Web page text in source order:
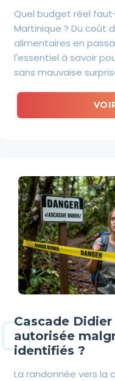
Quel budget réel
Martinique ? Du coût
alimentaires en
l'essentiel à savoir
sans mauvaise
Cascade
autorisée
identifiés ?
La randonnée vers la